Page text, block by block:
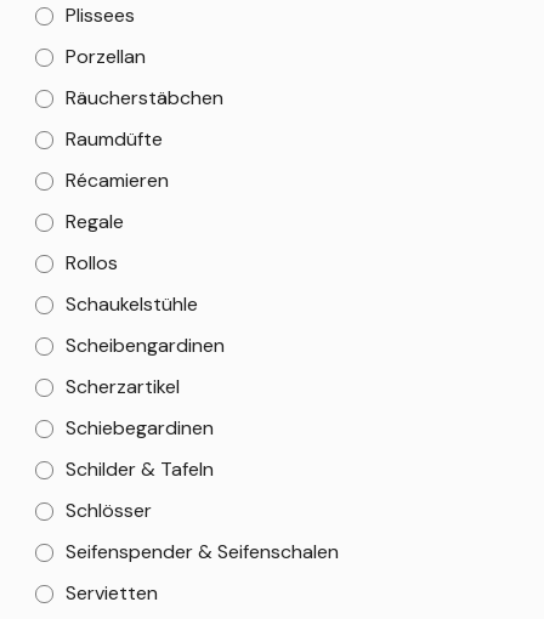
Plissees
Porzellan
Räucherstäbchen
Raumdüfte
Récamieren
Regale
Rollos
Schaukelstühle
Scheibengardinen
Scherzartikel
Schiebegardinen
Schilder & Tafeln
Schlösser
Seifenspender & Seifenschalen
Servietten